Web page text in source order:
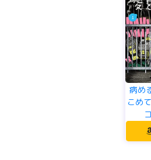
病め
こめ